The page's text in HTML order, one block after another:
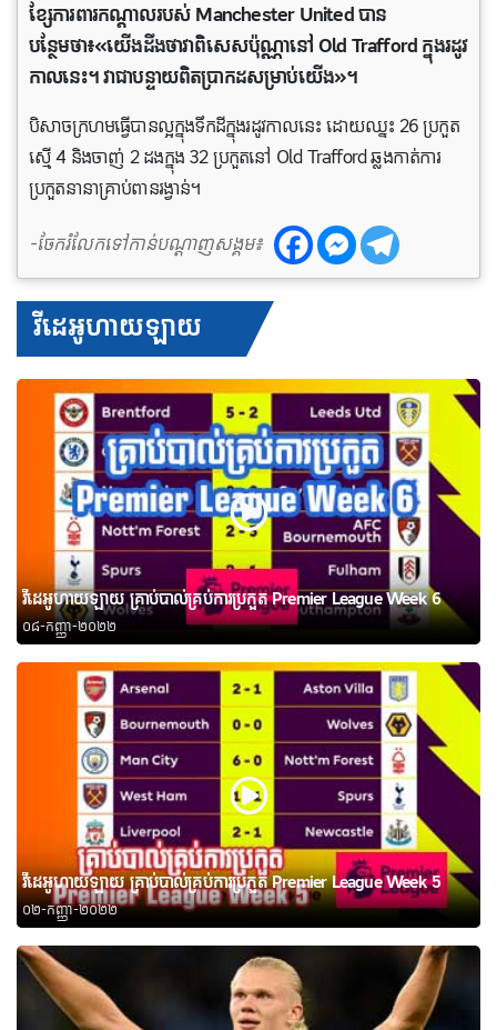
ខ្សែការពារកណ្តាលរបស់ Manchester United បាន
បន្ថែមថា៖«យើងដឹងថាវាពិសេសប៉ុណ្ណានៅ Old Trafford ក្នុងរដូវ
កាលនេះ។ វាជាបន្ទាយពិតប្រាកដសម្រាប់យើង»។
បិសាចក្រហមធ្វើបានល្អក្នុងទឹកដីក្នុងរដូវកាលនេះ ដោយឈ្នះ 26 ប្រកួត
ស្មើ 4 និងចាញ់ 2 ដងក្នុង 32 ប្រកួតនៅ Old Trafford ឆ្លងកាត់ការ
ប្រកួតនានាគ្រាប់ពានរង្វាន់។
-ចែករំលែកទៅកាន់បណ្តាញសង្គម៖
វីដេអូហាយឡាយ
វីដេអូហាយឡាយ គ្រាប់បាល់គ្រប់ការប្រកួត Premier League Week 6
០៨-កញ្ញា-២០២២
វីដេអូហាយឡាយ គ្រាប់បាល់គ្រប់ការប្រកួត Premier League Week 5
០២-កញ្ញា-២០២២